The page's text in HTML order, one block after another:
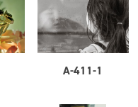
A-411-1